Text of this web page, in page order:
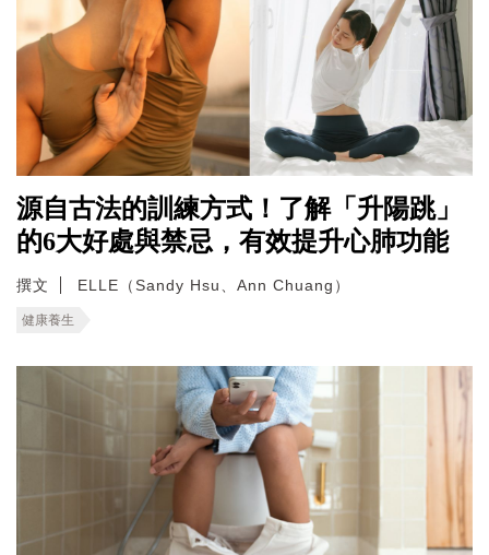
源自古法的訓練方式！了解「升陽跳」
的6大好處與禁忌，有效提升心肺功能
撰文 ELLE（Sandy Hsu、Ann Chuang）
健康養生